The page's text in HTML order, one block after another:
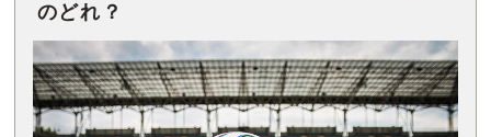
のどれ？